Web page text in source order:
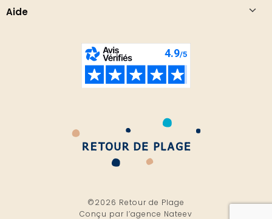
Aide
©2026 Retour de Plage
Conçu par l’agence Nateev